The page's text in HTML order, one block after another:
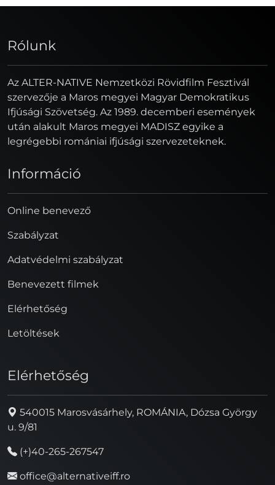
Rólunk
Az ALTER-NATIVE Nemzetközi Rövidfilm Fesztivál
szervezője a Maros megyei Magyar Demokratikus
Ifjúsági Szövetség. Az 1989. decemberi események
után alakult Maros megyei MADISZ egyike a
legrégebbi romániai ifjúsági szervezeteknek.
Információ
Online benevező
Szabályzat
Adatvédelmi szabályzat
Benevezett filmek
Elérhetőség
Letöltések
Elérhetőség
540015 Marosvásárhely, ROMÁNIA, Dózsa György
u. 9/81
(+)40-265-267547
office@alternativeiff.ro